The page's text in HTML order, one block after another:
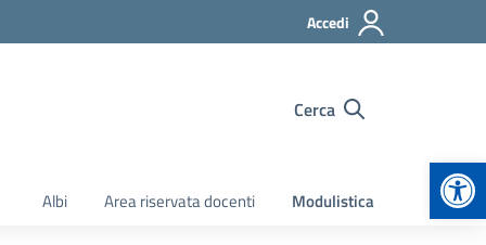
Accedi
Cerca
Albi Area riservata docenti Modulistica